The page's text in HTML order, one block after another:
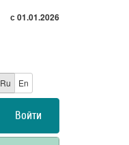
с 01.01.2026
Ru
En
Войти